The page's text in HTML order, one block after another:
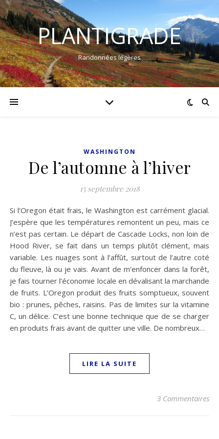
PLANTIGRADE
Randonnées légères
WASHINGTON
De l’automne à l’hiver
15 septembre 2018
Si l’Oregon était frais, le Washington est carrément glacial.
J’espère que les températures remontent un peu, mais ce
n’est pas certain. Le départ de Cascade Locks, non loin de
Hood River, se fait dans un temps plutôt clément, mais
variable. Les nuages sont à l’affût, surtout de l’autre coté
du fleuve, là ou je vais. Avant de m’enfoncer dans la forêt,
je fais tourner l’économie locale en dévalisant la marchande
de fruits. L’Oregon produit des fruits somptueux, souvent
bio : prunes, pêches, raisins. Pas de limites sur la vitamine
C, un délice. C’est une bonne technique que de se charger
en produits frais avant de quitter une ville. De nombreux…
LIRE LA SUITE
3 Commentaires